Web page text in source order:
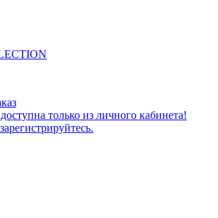
только из личного кабинета!